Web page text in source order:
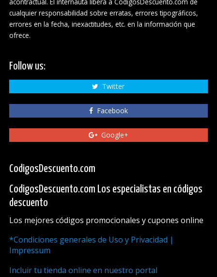
acontractual. El internauta libera a CodigosDescuento.com de
cualquier responsabilidad sobre erratas, errores tipográficos,
errores en la fecha, inexactitudes, etc. en la información que
ofrece.
Follow us:
Twitter
Facebook
Google+
CodigosDescuento.com
CodigosDescuento.com Los especialistas en códigos
descuento
Los mejores códigos promocionales y cupones online
*Condiciones generales de Uso y Privacidad |
Impressum
Incluir tu tienda online en nuestro portal